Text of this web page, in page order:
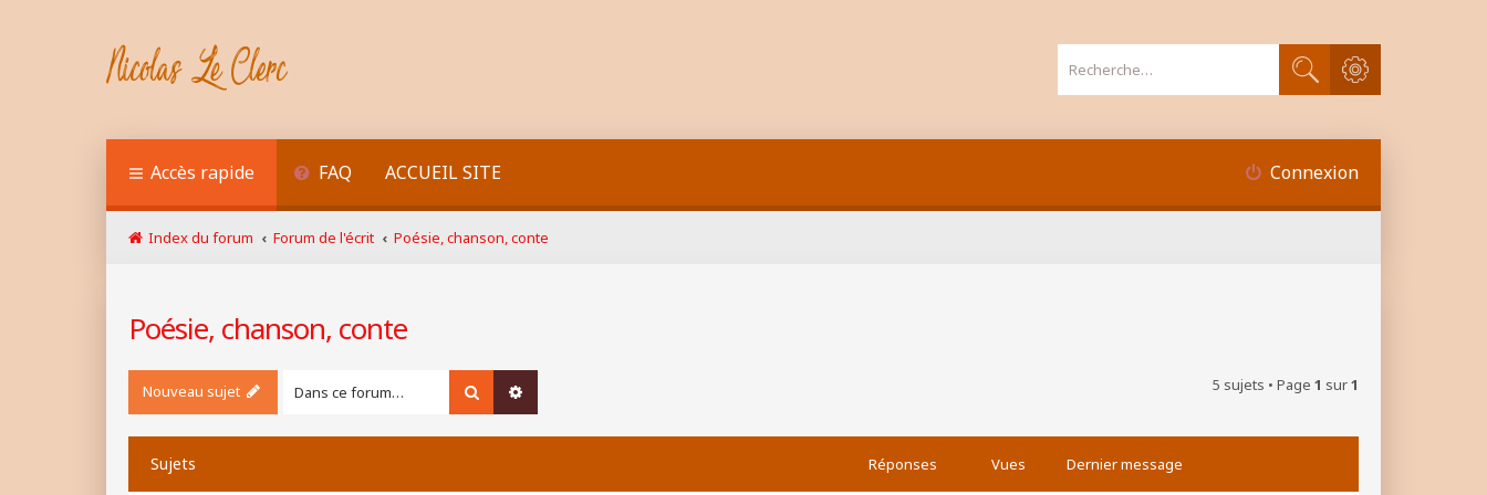
Rechercher
Recherche avancée
Accès rapide FAQ ACCUEIL SITE Connexion
Index du forum Forum de l'écrit Poésie, chanson, conte
Poésie, chanson, conte
Nouveau sujet Rechercher 5 sujets • Page 1 sur1
Sujets Réponses Vues Dernier message